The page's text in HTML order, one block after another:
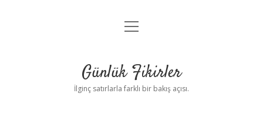
Anasayfa
Yasal Uyarı
menüyü
Günlük Fikirler
İlginç satırlarla farklı bir bakış açısı.